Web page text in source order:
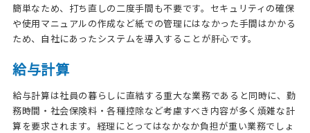
簡単なため、打ち直しの二度手間も不要です。セキュリティの確保
や使用マニュアルの作成など紙での管理にはなかった手間はかかる
ため、自社にあったシステムを導入することが肝心です。
給与計算
給与計算は社員の暮らしに直結する重大な業務であると同時に、勤
務時間・社会保険料・各種控除など考慮すべき内容が多く煩雑な計
算を要求されます。経理にとってはなかなか負担が重い業務でしょ